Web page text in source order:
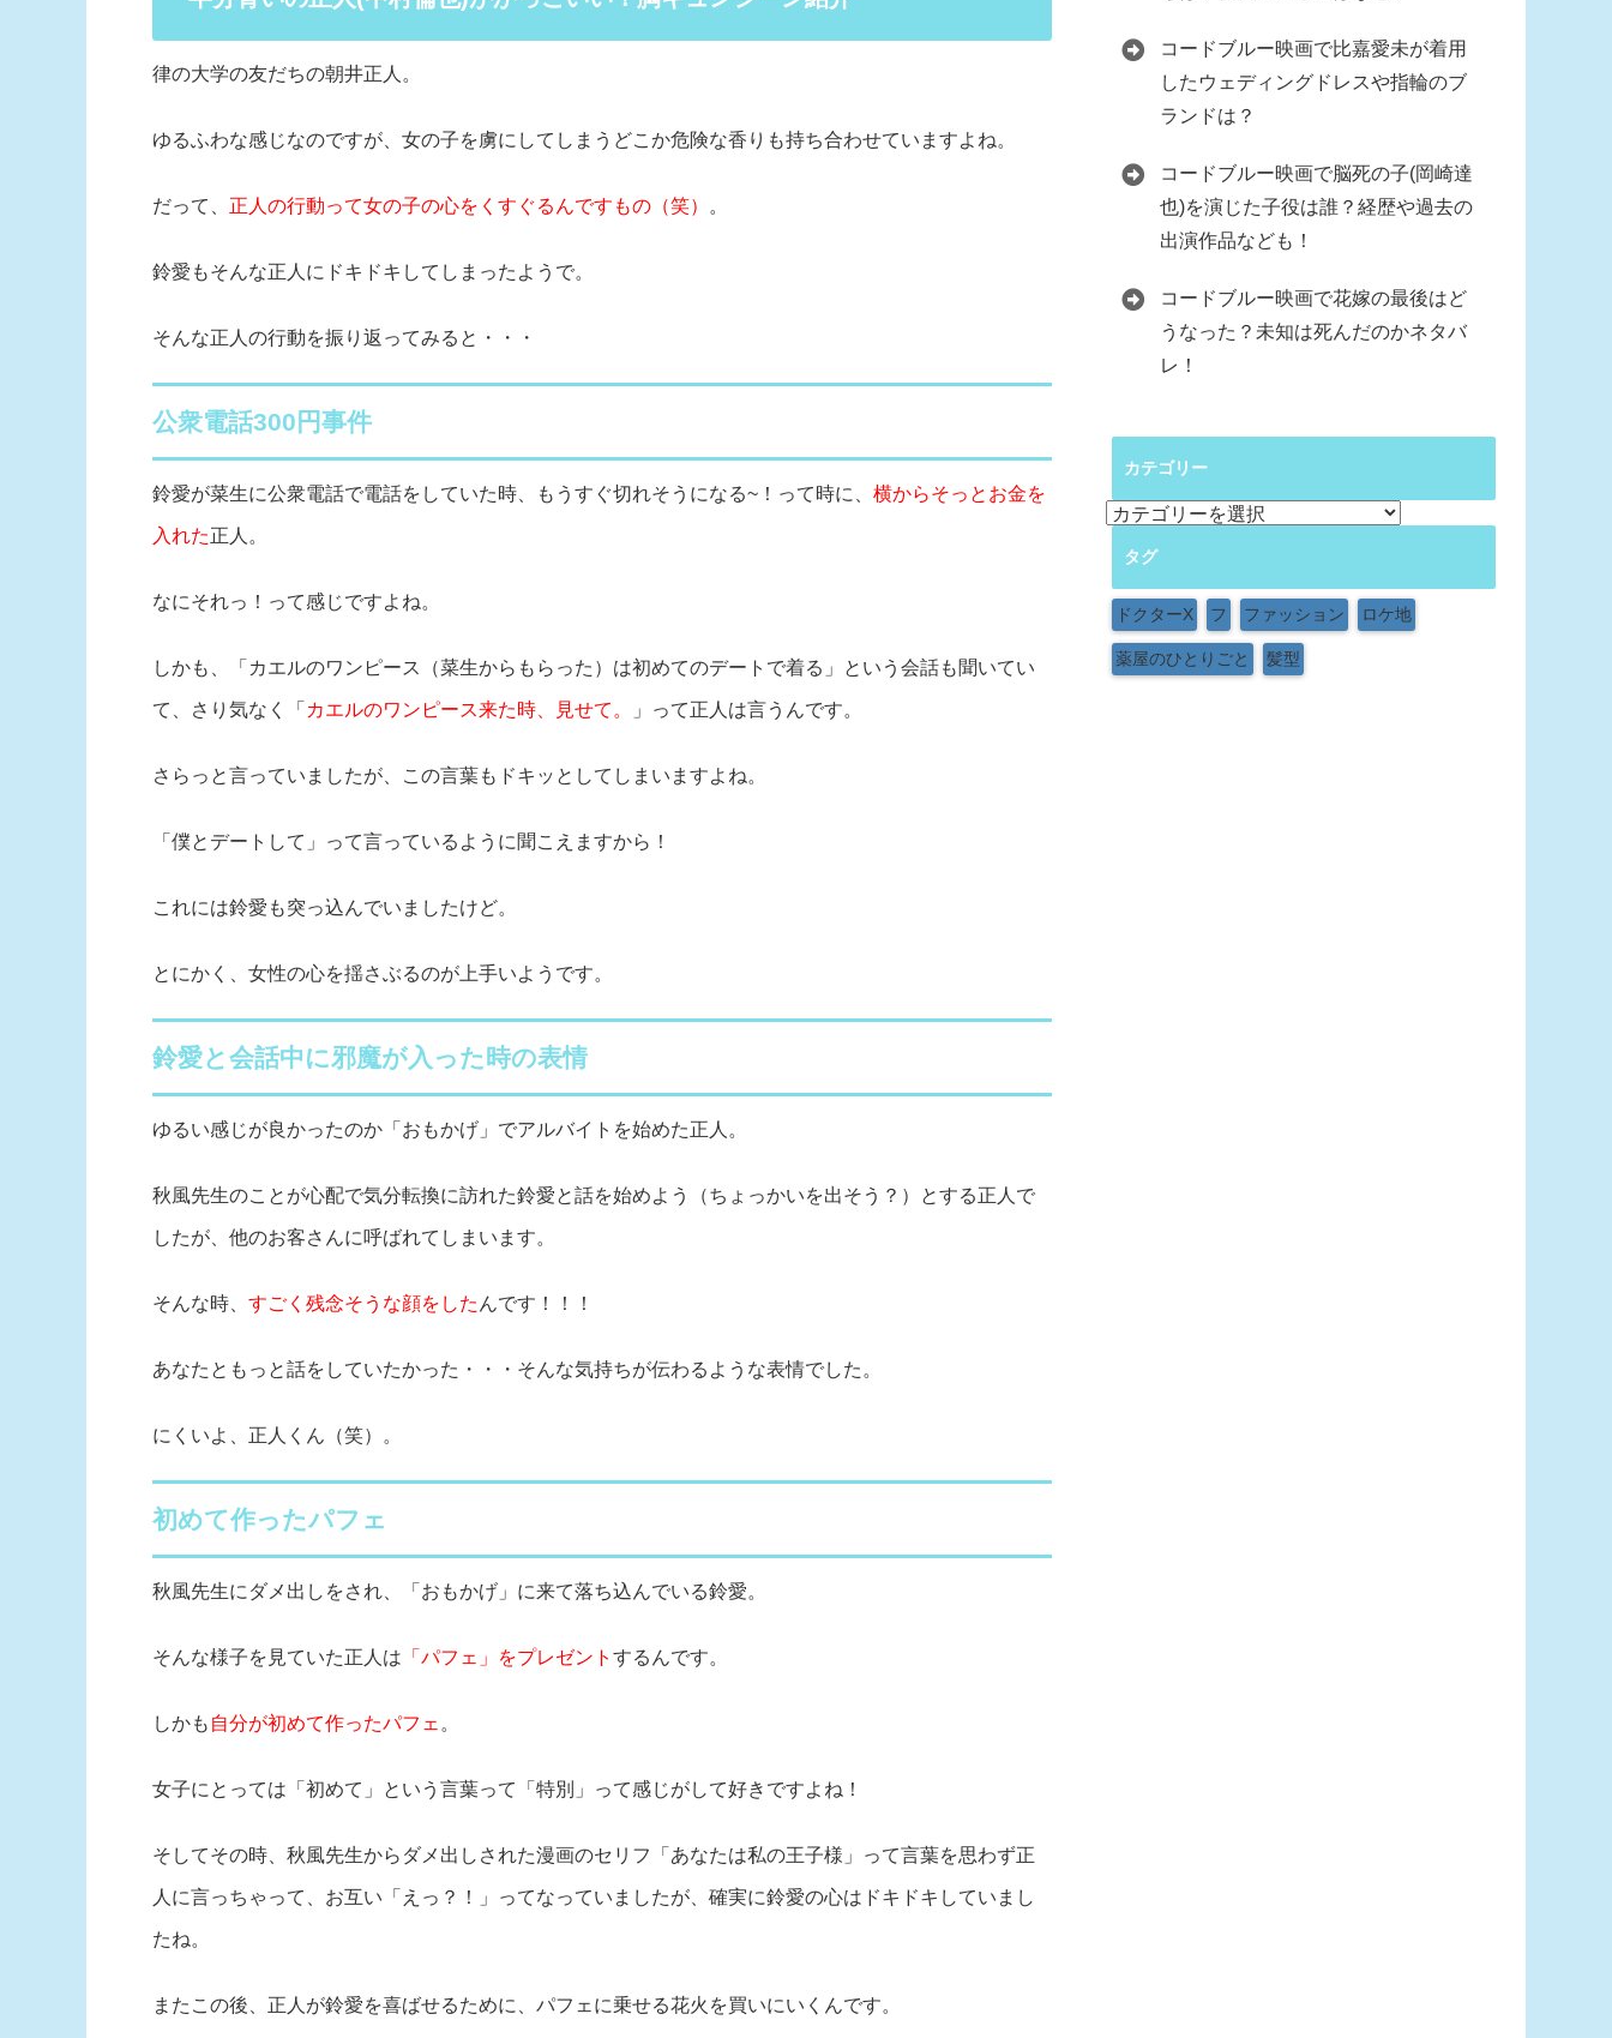
律の大学の友だちの朝井正人。
ゆるふわな感じなのですが、女の子を虜にしてしまうどこか危険な香りも持ち合わせていますよね。
だって、 正人の行動って女の子の心をくすぐるんですもの（笑） 。
鈴愛もそんな正人にドキドキしてしまったようで。
そんな正人の行動を振り返ってみると・・・
公衆電話300円事件
鈴愛が菜生に公衆電話で電話をしていた時、もうすぐ切れそうになる~！って時に、 横からそっとお金を
入れた正人。
なにそれっ！って感じですよね。
しかも、「カエルのワンピース（菜生からもらった）は初めてのデートで着る」という会話も聞いてい
て、さり気なく「 カエルのワンピース来た時、見せて。 」って正人は言うんです。
さらっと言っていましたが、この言葉もドキッとしてしまいますよね。
「僕とデートして」って言っているように聞こえますから！
これには鈴愛も突っ込んでいましたけど。
とにかく、女性の心を揺さぶるのが上手いようです。
鈴愛と会話中に邪魔が入った時の表情
ゆるい感じが良かったのか「おもかげ」でアルバイトを始めた正人。
秋風先生のことが心配で気分転換に訪れた鈴愛と話を始めよう（ちょっかいを出そう？）とする正人で
したが、他のお客さんに呼ばれてしまいます。
そんな時、 すごく残念そうな顔をした んです！！！
あなたともっと話をしていたかった・・・そんな気持ちが伝わるような表情でした。
にくいよ、正人くん（笑）。
初めて作ったパフェ
秋風先生にダメ出しをされ、「おもかげ」に来て落ち込んでいる鈴愛。
そんな様子を見ていた正人は 「パフェ」をプレゼント するんです。
しかも 自分が初めて作ったパフェ 。
女子にとっては「初めて」という言葉って「特別」って感じがして好きですよね！
そしてその時、秋風先生からダメ出しされた漫画のセリフ「あなたは私の王子様」って言葉を思わず正
人に言っちゃって、お互い「えっ？！」ってなっていましたが、確実に鈴愛の心はドキドキしていまし
たね。
またこの後、正人が鈴愛を喜ばせるために、パフェに乗せる花火を買いにいくんです。
コードブルー映画で比嘉愛未が着用
したウェディングドレスや指輪のブ
ランドは？
コードブルー映画で脳死の子(岡崎達
也)を演じた子役は誰？経歴や過去の
出演作品なども！
コードブルー映画で花嫁の最後はど
うなった？未知は死んだのかネタバ
レ！
カテゴリー
カ
リ
ー
タグ
ドクターX フ ファッション ロケ地
薬屋のひとりごと 髪型